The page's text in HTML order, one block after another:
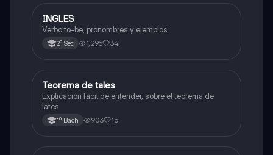
Inglés
INGLES
Verbo to-be, pronombres y ejemplos
2º Sec 1,295 34
Matemáticas
Teorema de tales
Explicación fácil de entender, sobre el teorema de
lates
1º Bach 903 16